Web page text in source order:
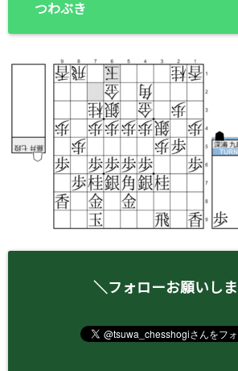
つわぶき
＼フォローお願いし